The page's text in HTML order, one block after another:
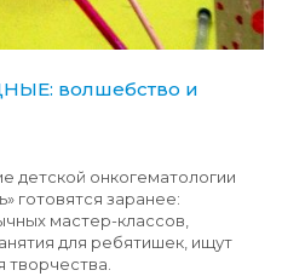
волшебство и
детской онкогематологии
готовятся заранее:
мастер-классов,
для ребятишек, ищут
творчества.